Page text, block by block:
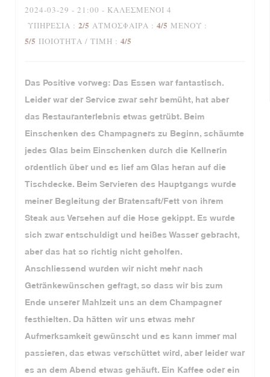
2024-03-29 - 21:00 - ΚΑΛΕΣΜΈΝΟΙ 4
ΥΠΗΡΕΣΊΑ : 2/5 ΑΤΜΌΣΦΑΙΡΑ : 4/5 ΜΕΝΟΎ :
5/5 ΠΟΙΌΤΗΤΑ / ΤΙΜΉ : 4/5
Das Positive vorweg: Das Essen war fantastisch.
Leider war der Service zwar sehr bemüht, hat aber
das Restauranterlebnis etwas getrübt. Beim
Einschenken des Champagners zu Beginn, schäumte
jedes Glas beim Einschenken durch die Kellnerin
ordentlich über und es lief am Glas heran auf die
Tischdecke. Beim Servieren des Hauptgangs wurde
meiner Begleitung der Bratensaft/Fett von ihrem
Steak aus Versehen auf die Hose gekippt. Es wurde
sich zwar entschuldigt und heißes Wasser gebracht,
aber das hat so richtig nicht geholfen.
Anschliessend wurden wir nicht mehr nach
Getränkewünschen gefragt, so dass wir bis zum
Ende unserer Mahlzeit uns an dem Champagner
festhielten. Da hätten wir uns etwas mehr
Aufmerksamkeit gewünscht und es kann immer mal
passieren, das etwas verschüttet wird, aber leider war
es an dem Abend etwas gehäuft. Ein Kaffee oder ein